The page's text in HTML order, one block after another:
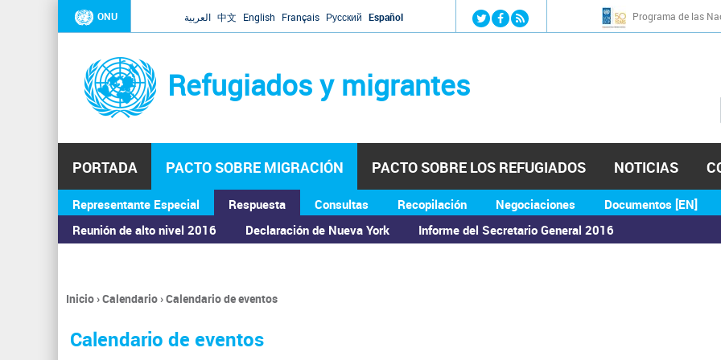
Jump to navigation
ONU العربية 中文 English Français Русский Español Programa de las
Refugiados y migrantes
PORTADA PACTO SOBRE MIGRACIÓN
Representante Especial
Respuesta
Reunión de alto nivel 2016
Declaración de Nueva York Informe del Secretario General 2016
Consultas Recopilación Negociaciones Documentos [EN]
PACTO SOBRE LOS REFUGIADOS NOTICIAS
ASAMBLEA GENERAL
Se
encuentra
usted
Inicio›Calendario›Calendario de eventos
Calendario de eventos